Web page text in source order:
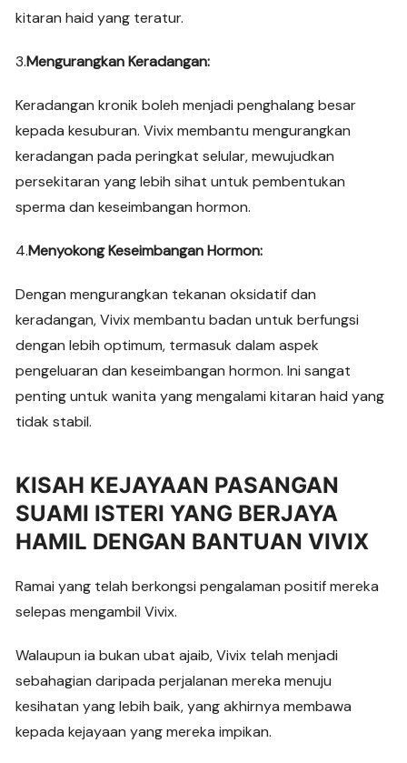
kitaran haid yang teratur.
3.Mengurangkan Keradangan:
Keradangan kronik boleh menjadi penghalang besar
kepada kesuburan. Vivix membantu mengurangkan
keradangan pada peringkat selular, mewujudkan
persekitaran yang lebih sihat untuk pembentukan
sperma dan keseimbangan hormon.
4.Menyokong Keseimbangan Hormon:
Dengan mengurangkan tekanan oksidatif dan
keradangan, Vivix membantu badan untuk berfungsi
dengan lebih optimum, termasuk dalam aspek
pengeluaran dan keseimbangan hormon. Ini sangat
penting untuk wanita yang mengalami kitaran haid yang
tidak stabil.
KISAH KEJAYAAN PASANGAN
SUAMI ISTERI YANG BERJAYA
HAMIL DENGAN BANTUAN VIVIX
Ramai yang telah berkongsi pengalaman positif mereka
selepas mengambil Vivix.
Walaupun ia bukan ubat ajaib, Vivix telah menjadi
sebahagian daripada perjalanan mereka menuju
kesihatan yang lebih baik, yang akhirnya membawa
kepada kejayaan yang mereka impikan.